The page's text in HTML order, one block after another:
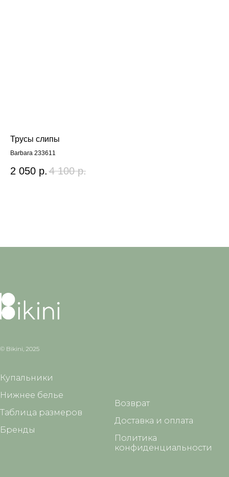
Трусы слипы
Barbara 233611
2 050 р. 4 100 р.
© Bikini, 2025
Купальники
Нижнее белье
Таблица размеров
Бренды
Возврат
Доставка и оплата
Политика
конфиденциальности